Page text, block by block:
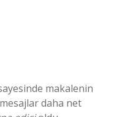
makalenin
daha net